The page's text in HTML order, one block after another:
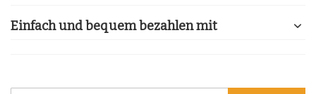
Einfach und bequem bezahlen mit